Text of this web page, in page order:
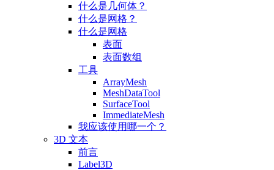
什么是几何体？
什么是网格？
什么是网格
表面
表面数组
工具
ArrayMesh
MeshDataTool
SurfaceTool
ImmediateMesh
我应该使用哪一个？
3D 文本
前言
Label3D